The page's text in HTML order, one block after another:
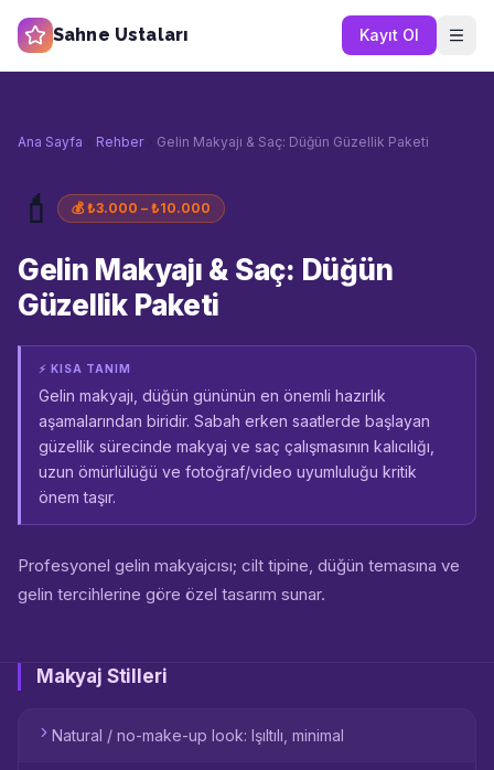
Sahne Ustaları Kayıt Ol
Ana Sayfa Rehber Gelin Makyajı & Saç: Düğün Güzellik Paketi
💄 💰₺3.000 – ₺10.000
Gelin Makyajı & Saç: Düğün
Güzellik Paketi
⚡ KISA TANIM
Gelin makyajı, düğün gününün en önemli hazırlık
aşamalarından biridir. Sabah erken saatlerde başlayan
güzellik sürecinde makyaj ve saç çalışmasının kalıcılığı,
uzun ömürlülüğü ve fotoğraf/video uyumluluğu kritik
önem taşır.
Profesyonel gelin makyajcısı; cilt tipine, düğün temasına ve
gelin tercihlerine göre özel tasarım sunar.
Makyaj Stilleri
Natural / no-make-up look: Işıltılı, minimal